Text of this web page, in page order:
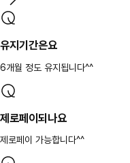
유지기간은요
6개월 정도 유지됩니다^^
제로페이되나요
제로페이 가능합니다^^